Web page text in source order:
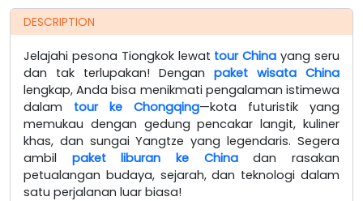
DESCRIPTION
Jelajahi pesona Tiongkok lewat tour China yang seru
dan tak terlupakan! Dengan paket wisata China
lengkap, Anda bisa menikmati pengalaman istimewa
dalam tour ke Chongqing—kota futuristik yang
memukau dengan gedung pencakar langit, kuliner
khas, dan sungai Yangtze yang legendaris. Segera
ambil paket liburan ke Chinadan rasakan
petualangan budaya, sejarah, dan teknologi dalam
satu perjalanan luar biasa!